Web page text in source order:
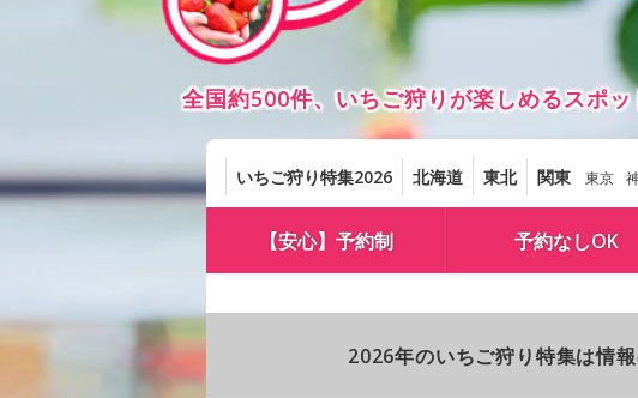
全国約500件、いちご狩りが楽しめるスポ
いちご狩り特集2026 北海道 東北 関東 東京
【安心】予約制 予約なしOK
2026年のいちご狩り特集は情